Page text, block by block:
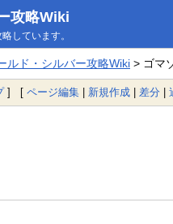
攻略Wiki
しています。
ルド・シルバー攻略Wiki> ゴマ
] [ ページ編集 | 新規作成 | 差分 |